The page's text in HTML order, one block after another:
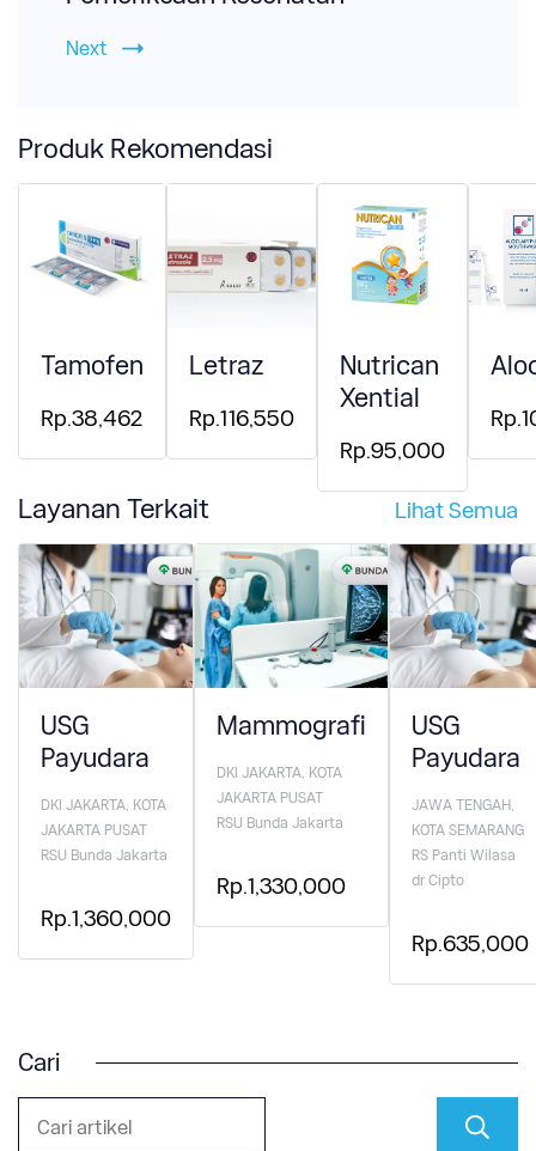
Next
Produk Rekomendasi
Tamofen
Rp.38,462
Letraz
Rp.116,550
Nutrican
Xential
Rp.95,000
Layanan Terkait Lihat Semua
USG
Payudara
DKI JAKARTA, KOTA
JAKARTA PUSAT
RSU Bunda Jakarta
Rp.1,360,000
Mammografi
DKI JAKARTA, KOTA
JAKARTA PUSAT
RSU Bunda Jakarta
Rp.1,330,000
USG
Payudara
JAWA TENGAH,
KOTA SEMARANG
RS Panti Wilasa
dr Cipto
Rp.635,000
Cari